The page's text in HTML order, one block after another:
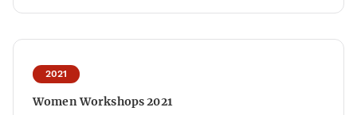
2021
Women Workshops 2021